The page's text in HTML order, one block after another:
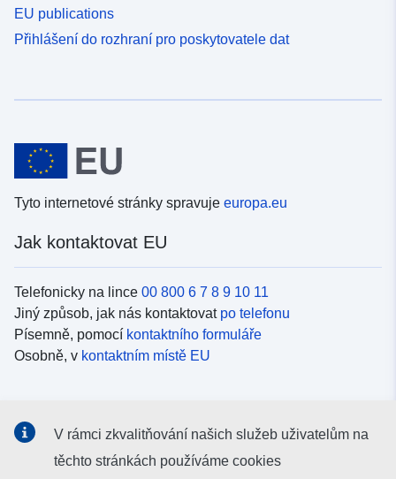
EU publications
Přihlášení do rozhraní pro poskytovatele dat
Tyto internetové stránky spravuje europa.eu
Jak kontaktovat EU
Telefonicky na lince 00 800 6 7 8 9 10 11
Jiný způsob, jak nás kontaktovat po telefonu
Písemně, pomocí kontaktního formuláře
Osobně, v kontaktním místě EU
Vyhledávání informačních kanálů EU vsociálních médiích
V rámci zkvalitňování našich služeb uživatelům na
těchto stránkách používáme cookies